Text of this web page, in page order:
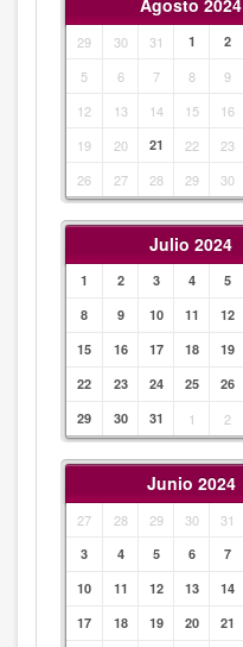
Agosto 2024
29 30 31 1 2
5 6 7 8 9
12
13 14 15 16
19
20 21 22 23
26
27 28 29 30
Julio 2024
1 2 3 4 5
8
9 10 11 12
15
16 17 18 19
22
23 24 25 26
29
30 31 1 2
Junio 2024
27 28 29 30 31
3
4 5 6 7
10
11 12 13 14
17
18 19 20 21